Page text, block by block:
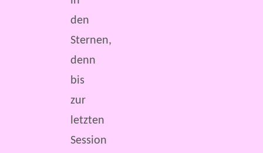
den
Sternen,
denn
bis
zur
letzten
Session